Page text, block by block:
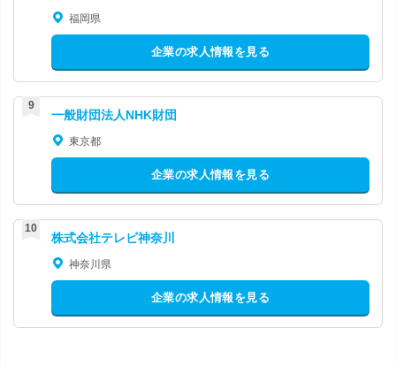
福岡県
企業の求人情報を見る
一般財団法人NHK財団
東京都
企業の求人情報を見る
株式会社テレビ神奈川
神奈川県
企業の求人情報を見る